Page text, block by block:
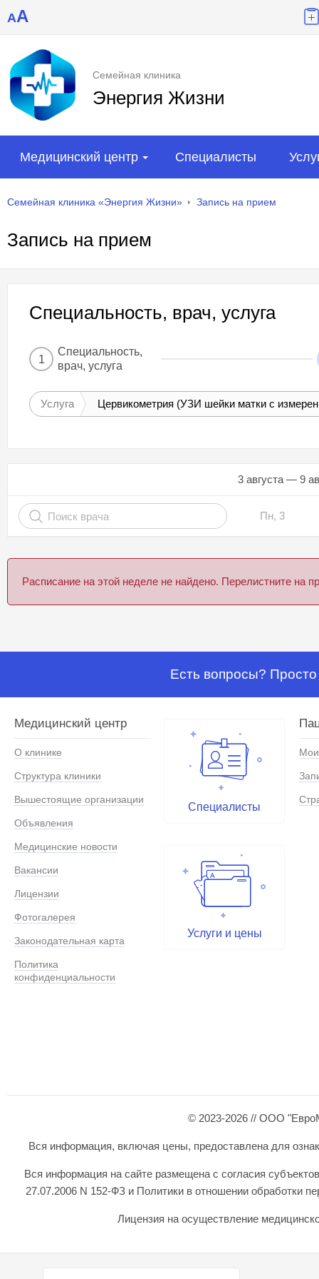
AA
Семейная клиника
Энергия Жизни
Медицинский центр Специалисты
Семейная клиника «Энергия Жизни» Запись на прием
Запись на прием
Специальность, врач, услуга
1
Специальность,
врач, услуга
Услуга Цервикометрия (УЗИ шейки матки с
3 августа — 9
Пн, 3
Расписание на этой неделе не найдено. Перелистните
Есть вопросы?
Медицинский центр
О клинике
Структура клиники
Вышестоящие организации
Объявления
Медицинские новости
Вакансии
Лицензии
Фотогалерея
Законодательная карта
Политика
конфиденциальности
Специалисты
Услуги и цены
© 2023-2026 // ООО
Вся информация, включая цены, предоставлена для
Вся информация на сайте размещена с согласия
27.07.2006 N 152-ФЗ и Политики в отношении обработки
Лицензия на осуществление